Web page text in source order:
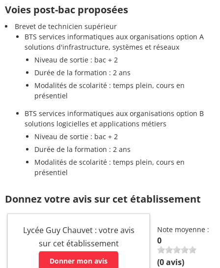
Voies post-bac proposées
Brevet de technicien supérieur
BTS services informatiques aux organisations option A
solutions d'infrastructure, systèmes et réseaux
Niveau de sortie : bac + 2
Durée de la formation : 2 ans
Modalités de scolarité : temps plein, cours en
présentiel
BTS services informatiques aux organisations option B
solutions logicielles et applications métiers
Niveau de sortie : bac + 2
Durée de la formation : 2 ans
Modalités de scolarité : temps plein, cours en
présentiel
Donnez votre avis sur cet établissement
Lycée Guy Chauvet : votre avis
sur cet établissement
Donner mon avis
Note moyenne :
0
(0avis)